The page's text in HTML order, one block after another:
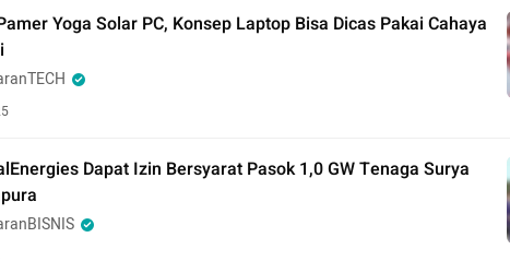
Yoga Solar PC, Konsep Laptop Bisa Dicas Pakai Cahaya
Dapat Izin Bersyarat Pasok 1,0 GW Tenaga Surya